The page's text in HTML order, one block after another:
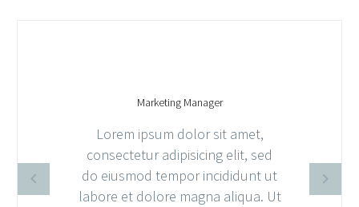
Marketing Manager
Lorem ipsum dolor sit amet,
consectetur adipisicing elit, sed
do eiusmod tempor incididunt ut
labore et dolore magna aliqua. Ut